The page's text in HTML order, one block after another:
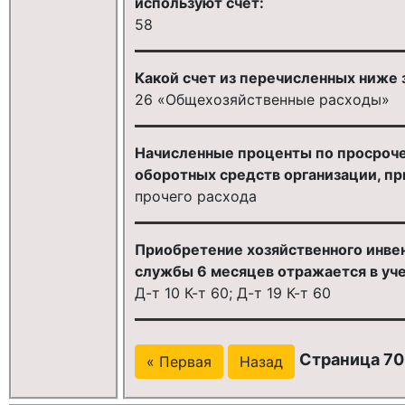
58
Какой счет из перечисленных
26 «Общехозяйственные расходы»
Начисленные проценты по
оборотных средств организации,
прочего расхода
Приобретение хозяйственного
службы 6 месяцев отражается в
Д-т 10 К-т 60; Д-т 19 К-т 60
« Первая Назад Страница